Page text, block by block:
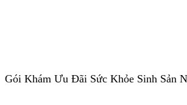
Gói Khám Ưu Đãi Sức Khỏe Sinh Sản